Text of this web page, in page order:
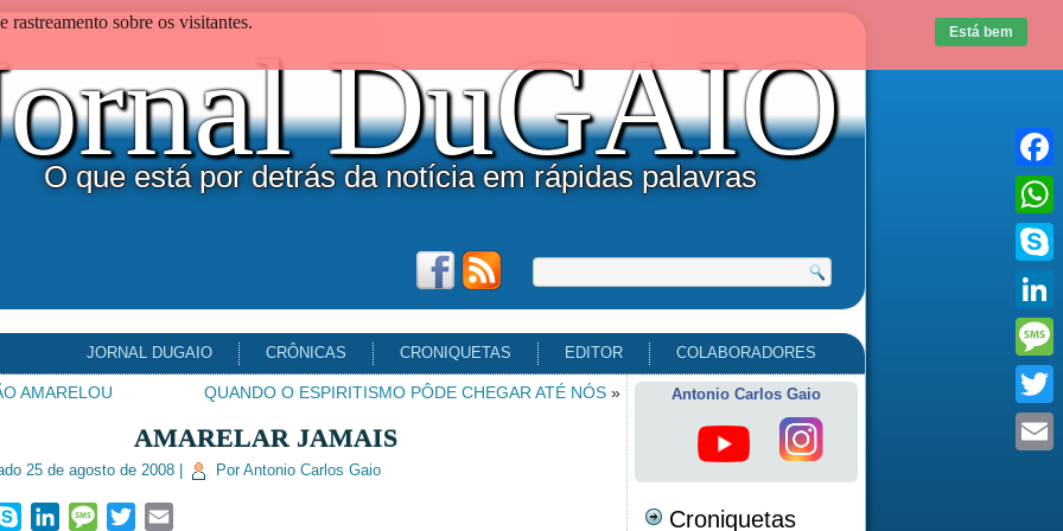
DuGAIO
O que está por detrás da notícia em rápidas palavras
JORNAL DUGAIO CRÔNICAS CRONIQUETAS EDITOR COLABORADORES
AMARELOU QUANDO O ESPIRITISMO PÔDE CHEGAR ATÉ NÓS»
AMARELAR JAMAIS
25 de agosto de 2008| Por Antonio Carlos Gaio
Skype LinkedInMessage
Twitter
Antonio Carlos Gaio
Croniquetas
Skype
rastreamento sobre os visitantes. Está bem